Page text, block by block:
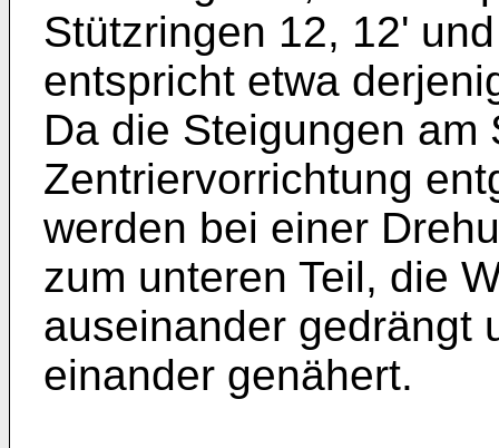
Stützringen 12, 12'
entspricht etwa
Da die Steigungen am
Zentriervorrichtung
werden bei einer
zum unteren Teil, die
auseinander gedrängt
einander genähert.